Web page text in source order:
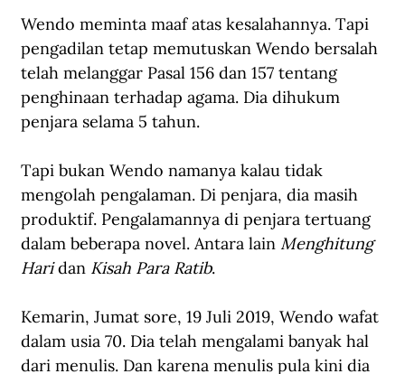
Wendo meminta maaf atas kesalahannya. Tapi
pengadilan tetap memutuskan Wendo bersalah
telah melanggar Pasal 156 dan 157 tentang
penghinaan terhadap agama. Dia dihukum
penjara selama 5 tahun.
Tapi bukan Wendo namanya kalau tidak
mengolah pengalaman. Di penjara, dia masih
produktif. Pengalamannya di penjara tertuang
dalam beberapa novel. Antara lain Menghitung
Hari dan Kisah Para Ratib.
Kemarin, Jumat sore, 19 Juli 2019, Wendo wafat
dalam usia 70. Dia telah mengalami banyak hal
dari menulis. Dan karena menulis pula kini dia